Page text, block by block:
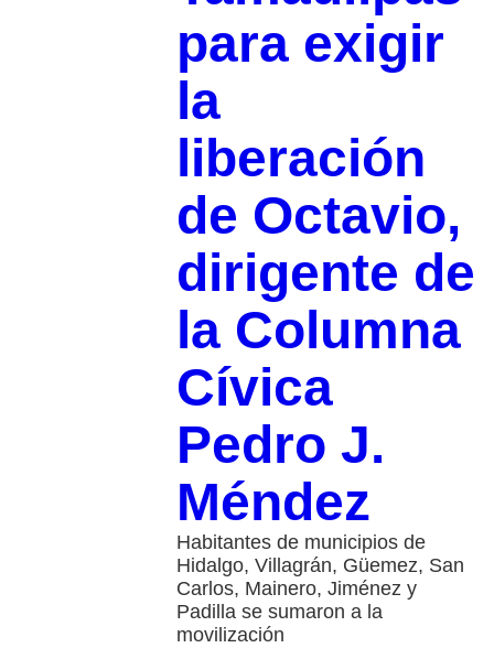
para exigir
la
liberación
de Octavio,
dirigente de
la Columna
Cívica
Pedro J.
Méndez
Habitantes de municipios de
Hidalgo, Villagrán, Güemez, San
Carlos, Mainero, Jiménez y
Padilla se sumaron a la
movilización